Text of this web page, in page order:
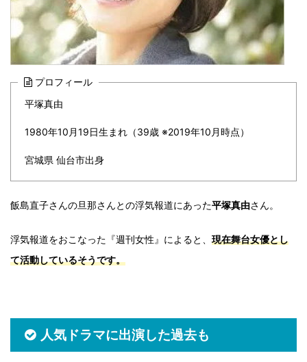
プロフィール
平塚真由
1980年10月19日生まれ（39歳 ※2019年10月時点）
宮城県 仙台市出身
飯島直子さんの旦那さんとの浮気報道にあった平塚真由さん。
浮気報道をおこなった『週刊女性』によると、 現在舞台女優とし
て活動しているそうです。
人気ドラマに出演した過去も